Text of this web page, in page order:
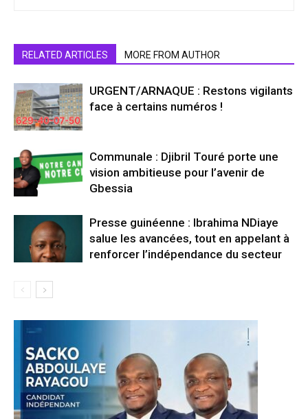
RELATED ARTICLES MORE FROM AUTHOR
URGENT/ARNAQUE : Restons vigilants
face à certains numéros !
Communale : Djibril Touré porte une
vision ambitieuse pour l’avenir de
Gbessia
Presse guinéenne : Ibrahima NDiaye
salue les avancées, tout en appelant à
renforcer l’indépendance du secteur